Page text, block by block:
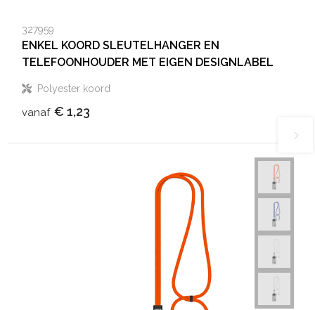
327959
ENKEL KOORD SLEUTELHANGER EN
TELEFOONHOUDER MET EIGEN DESIGNLABEL
Polyester koord
vanaf € 1,23